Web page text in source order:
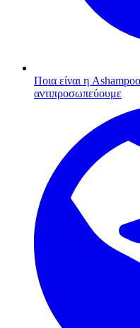
Ποια είναι η
αντιπροσωπεύουμε